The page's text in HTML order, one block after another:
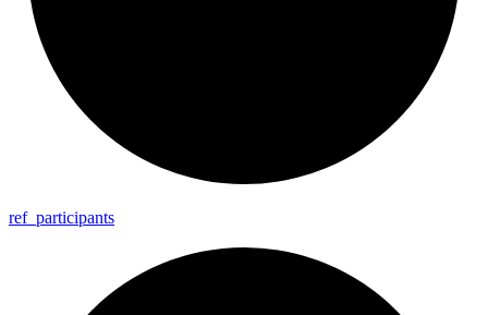
ref_ participants